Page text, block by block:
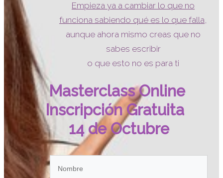
Empieza ya a cambiar lo que no
funciona sabiendo qué es lo que falla,
aunque ahora mismo creas que no
sabes escribir
o que esto no es para ti
Masterclass Online
Inscripción Gratuita
14 de Octubre